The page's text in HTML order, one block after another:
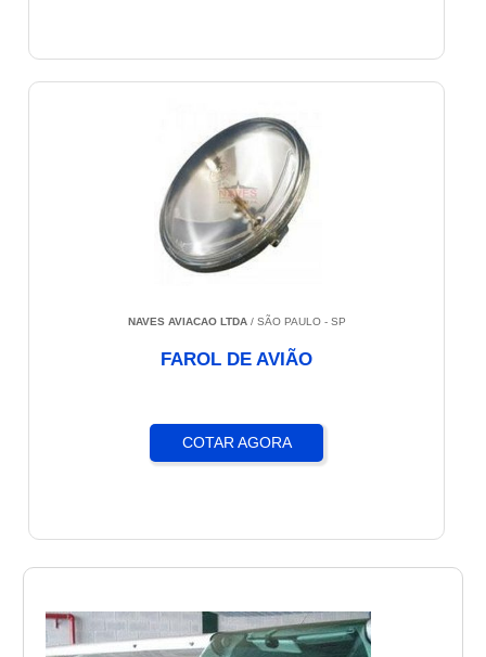
NAVES AVIACAO LTDA/ SÃO PAULO - SP
FAROL DE AVIÃO
COTAR AGORA